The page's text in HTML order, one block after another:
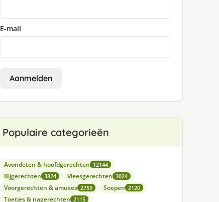
E-mail
Aanmelden
Populaire categorieën
Avondeten & hoofdgerechten 12144
Bijgerechten 3824 Vleesgerechten 3024
Voorgerechten & amuses 2759 Soepen 2120
Toetjes & nagerechten 2115